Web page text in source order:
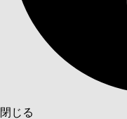
閉じる